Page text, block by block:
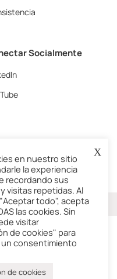
Socialmente
X
en nuestro sitio
la experiencia
recordando sus
visitas repetidas. Al
todo", acepta
las cookies. Sin
visitar
de cookies" para
consentimiento
de cookies